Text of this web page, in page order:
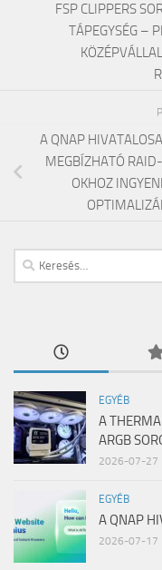
FSP CLIPPERS
TÁPEGYSÉG –
A QNAP
MEGBÍZHATÓ
OKHOZ
Keresés:
EGYÉB
A
ARGB
2026-07-27
EGYÉB
A QNAP
2026-07-17